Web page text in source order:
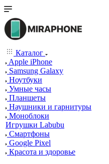
Каталог
Apple iPhone
Samsung Galaxy
Ноутбуки
Умные часы
Планшеты
Наушники и гарнитуры
Моноблоки
Игрушки Labubu
Смартфоны
Google Pixel
Красота и здоровье